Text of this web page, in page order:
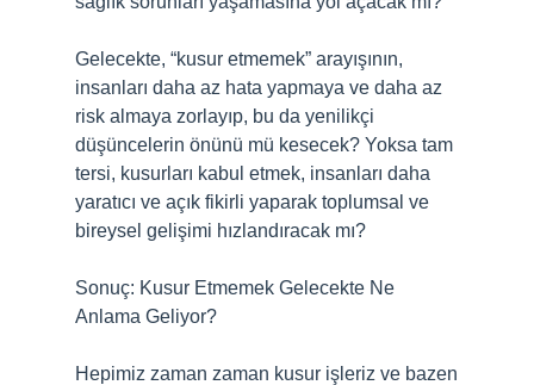
Gelecekte, “kusur etmemek” arayışının,
insanları daha az hata yapmaya ve daha az
risk almaya zorlayıp, bu da yenilikçi
düşüncelerin önünü mü kesecek? Yoksa tam
tersi, kusurları kabul etmek, insanları daha
yaratıcı ve açık fikirli yaparak toplumsal ve
bireysel gelişimi hızlandıracak mı?
Sonuç: Kusur Etmemek Gelecekte Ne
Anlama Geliyor?
Hepimiz zaman zaman kusur işleriz ve bazen